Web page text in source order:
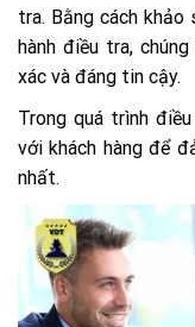
tra. Bằng cách
hành điều tra,
xác và đáng tin cậy.
Trong quá trình
với khách hàng để
nhất.